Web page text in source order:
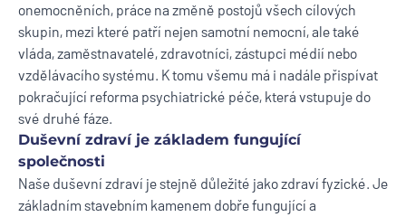
onemocněních, práce na změně postojů všech cílových
skupin, mezi které patří nejen samotní nemocní, ale také
vláda, zaměstnavatelé, zdravotníci, zástupci médií nebo
vzdělávacího systému. K tomu všemu má i nadále přispívat
pokračující reforma psychiatrické péče, která vstupuje do
své druhé fáze.
Duševní zdraví je základem fungující
společnosti
Naše duševní zdraví je stejně důležité jako zdraví fyzické. Je
základním stavebním kamenem dobře fungující a